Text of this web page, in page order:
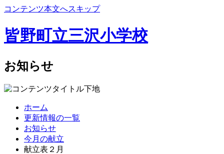
コンテンツ本文へスキップ
皆野町立三沢小学校
お知らせ
ホーム
更新情報の一覧
お知らせ
今月の献立
献立表２月